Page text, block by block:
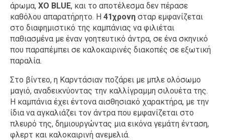
Σχέσεις
AGENDA
Agenda
Επιλογές
Εισιτήρια
άρωμα, XO BLUE, και το αποτέλεσμα δεν πέρασε
καθόλου απαρατήρητο. Η 41χρονη σταρ εμφανίζεται
στο διαφημιστικό της καμπάνιας να φιλιέται
παθιασμένα με έναν γοητευτικό άντρα, σε ένα σκηνικό
που παραπέμπει σε καλοκαιρινές διακοπές σε εξωτική
παραλία.
Στο βίντεο, η Καρντάσιαν ποζάρει με μπλε ολόσωμο
μαγιό, αναδεικνύοντας την καλλίγραμμη σιλουέτα της.
Η καμπάνια έχει έντονα αισθησιακό χαρακτήρα, με την
ίδια να αγκαλιάζει τον άντρα που εμφανίζεται στο
πλευρό της, δημιουργώντας μια εικόνα γεμάτη ένταση,
φλερτ και καλοκαιρινή ανεμελιά.